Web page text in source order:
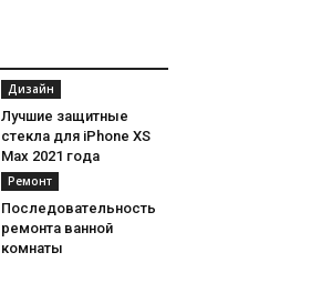
Дизайн
Лучшие защитные
стекла для iPhone XS
Max 2021 года
Ремонт
Последовательность
ремонта ванной
комнаты